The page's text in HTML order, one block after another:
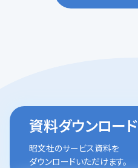
資料ダウンロード
昭文社のサービス資料を
ダウンロードいただけます。